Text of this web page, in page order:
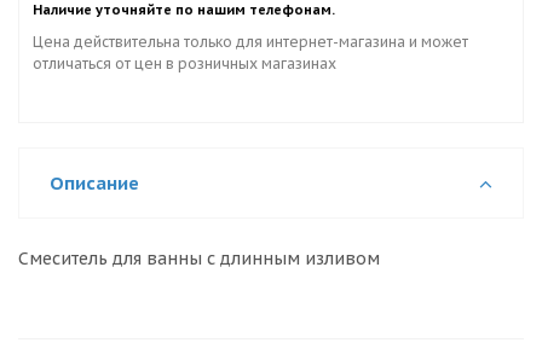
Наличие уточняйте по нашим телефонам.
Цена действительна только для интернет-магазина и может
отличаться от цен в розничных магазинах
Описание
Смеситель для ванны с длинным изливом